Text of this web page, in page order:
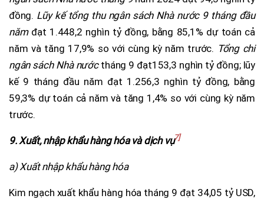
đồng. Lũy kế tổng thu ngân sách Nhà nước 9 tháng đầu
nămđạt 1.448,2 nghìn tỷ đồng, bằng 85,1% dự toán cả
năm và tăng 17,9% so với cùng kỳ năm trước. Tổng chi
ngân sách Nhà nướctháng 9 đạt153,3 nghìn tỷ đồng; lũy
kế 9 tháng đầu năm đạt 1.256,3 nghìn tỷ đồng, bằng
59,3% dự toán cả năm và tăng 1,4% so với cùng kỳ năm
trước.
9. Xuất, nhập khẩu hàng hóa và dịch vụ7]
a) Xuất nhập khẩu hàng hóa
Kim ngạch xuất khẩu hàng hóa tháng 9 đạt 34,05 tỷ USD,